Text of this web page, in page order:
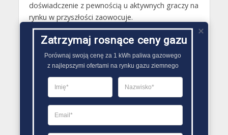
doświadczenie z pewnością u aktywnych graczy na
rynku w przyszłości zaowocuje.
Ocena użytkowników 5 (2
oceny)
Przeczytaj także
Zatrzymaj rosnące ceny gazu
Porównaj swoją cenę za 1 kWh paliwa gazowego
z najlepszymi ofertami na rynku gazu ziemnego